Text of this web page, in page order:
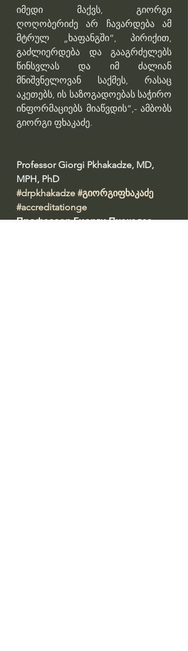
იმედი მაქვს, გიორგი
ღოღობერიძე არ ჩავარდება ამ
მტრულ „ხაფანგში”, პირიქით,
გაძლიერდება და გააგრძელებს
წინსვლას და იმ ძალიან
მნიშვნელოვან საქმეს, რასაც
აკეთებს, ის საზოგადოებას საჭირო
ინფორმაციებს მიაწვდის”,- ამბობს
გიორგი ფხაკაძე.
Professor Giorgi Pkhakadze, MD,
MPH, PhD
#drpkhakadze #გიორგიფხაკაძე
#accreditationge
Профессор Гиорги Пхакадзе.